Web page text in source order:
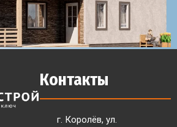
Контакты
г. Королёв, ул.